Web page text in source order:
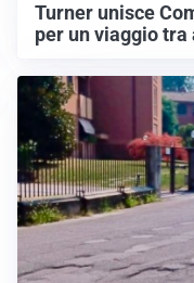
Turner unisce
per un viaggio tra